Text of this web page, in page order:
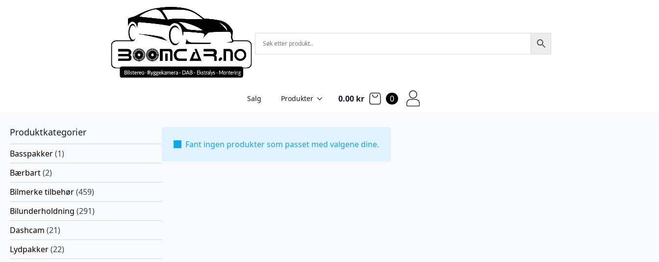
Salg Produkter 0.00 kr 0
Produktkategorier
Basspakker(1)
Bærbart(2)
Bilmerke tilbehør(459)
Bilunderholdning (291)
Dashcam (21)
Lydpakker(22)
Fant ingen produkter som passet med valgene dine.